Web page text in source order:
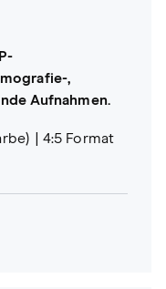
,
Aufnahmen.
4:5 Format